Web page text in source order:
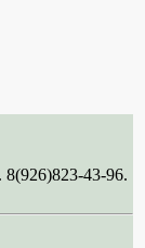
43-96.